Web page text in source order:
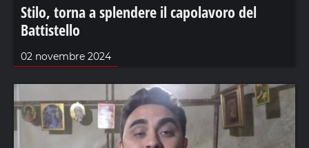
Stilo, torna a splendere il capolavoro del
Battistello
02 novembre 2024